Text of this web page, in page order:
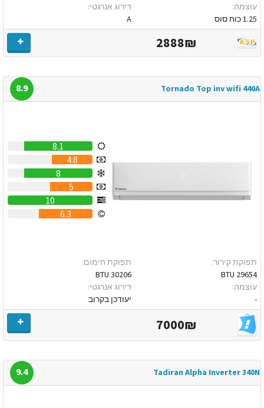
עוצמה:
1.25 כוח סוס
דירוג אנרגטי:
A
2888₪
Tornado Top inv wifi 440A
8.9
8.1
4.8
8
5
10
6.3
תפוקת קירור:
29654 BTU
עוצמה:
-
תפוקת חימום:
30206 BTU
דירוג אנרגטי:
יעודכן בקרוב
7000₪
Tadiran Alpha Inverter 340N
9.4